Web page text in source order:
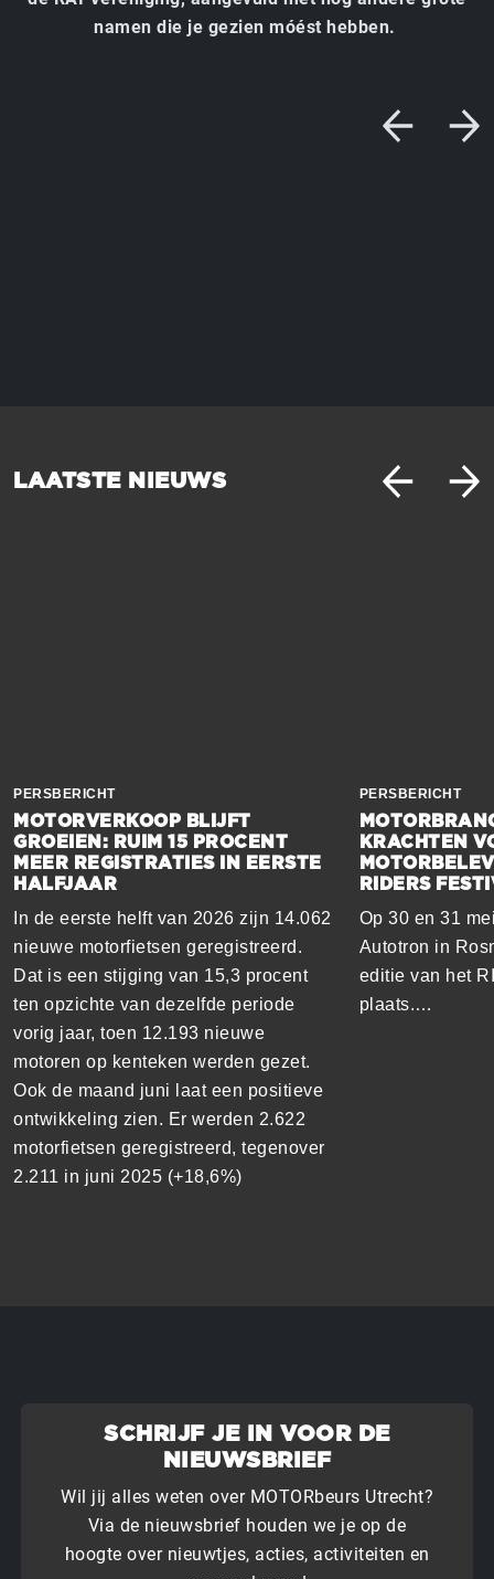
namen die je gezien móést hebben.
LAATSTE NIEUWS
PERSBERICHT
MOTORVERKOOP BLIJFT
GROEIEN: RUIM 15 PROCENT
MEER REGISTRATIES IN EERSTE
HALFJAAR
In de eerste helft van 2026 zijn 14.062
nieuwe motorfietsen geregistreerd.
Dat is een stijging van 15,3 procent
ten opzichte van dezelfde periode
vorig jaar, toen 12.193 nieuwe
motoren op kenteken werden gezet.
Ook de maand juni laat een positieve
ontwikkeling zien. Er werden 2.622
motorfietsen geregistreerd, tegenover
2.211 in juni 2025 (+18,6%)
PERSBERICHT
KRACHTEN
RIDERS
Op 30 en 31
Autotron in
editie van het
plaats.…
SCHRIJF JE IN VOOR DE
NIEUWSBRIEF
Wil jij alles weten over MOTORbeurs Utrecht?
Via de nieuwsbrief houden we je op de
hoogte over nieuwtjes, acties, activiteiten en